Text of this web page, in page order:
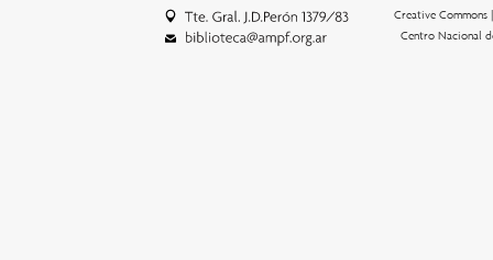
Creative Commons
Centro Nacional